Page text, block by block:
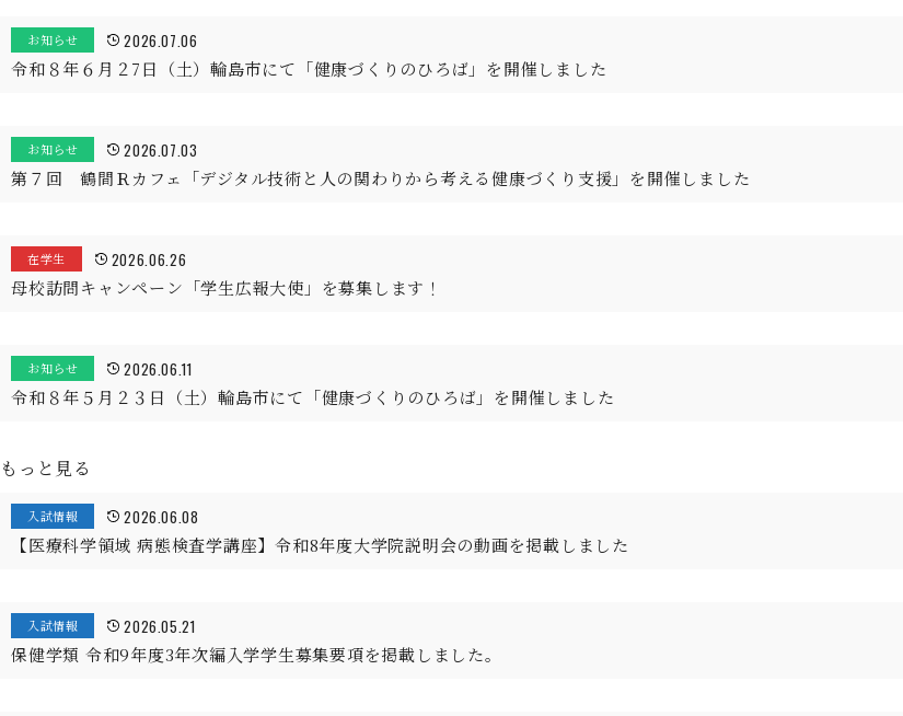
お知らせ 2026.07.06
令和８年６月２7日（土）輪島市にて「健康づくりのひろば」を開催しました
お知らせ 2026.07.03
第７回 鶴間Ｒカフェ「デジタル技術と人の関わりから考える健康づくり支援」を開催しました
在学生 2026.06.26
母校訪問キャンペーン「学生広報大使」を募集します！
お知らせ 2026.06.11
令和８年５月２３日（土）輪島市にて「健康づくりのひろば」を開催しました
もっと見る
入試情報 2026.06.08
【医療科学領域 病態検査学講座】令和8年度大学院説明会の動画を掲載しました
入試情報 2026.05.21
保健学類 令和9年度3年次編入学学生募集要項を掲載しました。